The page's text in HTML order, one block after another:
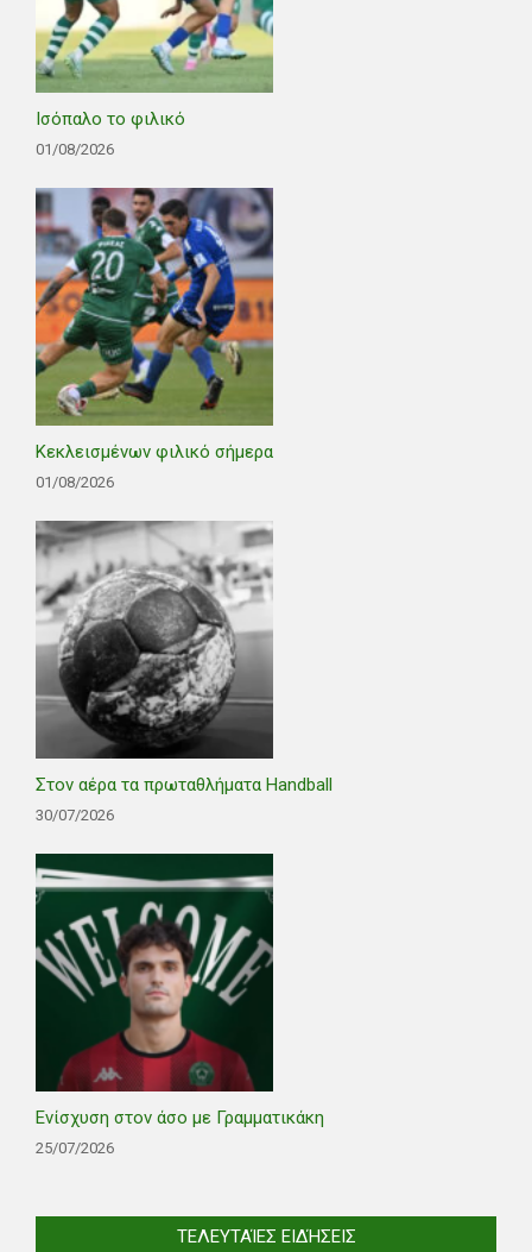
Ισόπαλο το φιλικό
01/08/2026
Κεκλεισμένων φιλικό σήμερα
01/08/2026
Στον αέρα τα πρωταθλήματα Handball
30/07/2026
Ενίσχυση στον άσο με Γραμματικάκη
25/07/2026
ΤΕΛΕΥΤΑΊΕΣ ΕΙΔΉΣΕΙΣ